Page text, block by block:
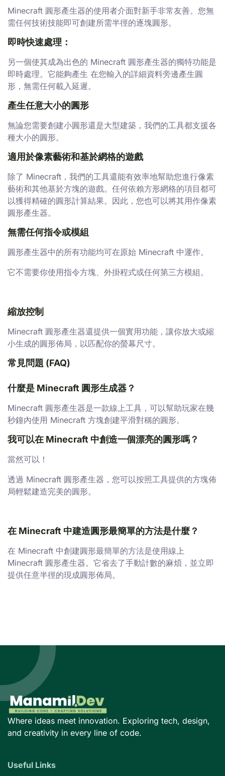
Minecraft 圓形產生器的使用者介面對新手非常友善。您無
需任何技術技能即可創建所需半徑的逐塊圓形。
即時快速處理：
另一個使其成為出色的 Minecraft 圓形產生器的獨特功能是
即時處理。它能夠產生 在您輸入的詳細資料旁邊產生圓
形，無需任何載入延遲。
產生任意大小的圓形
無論您需要創建小圓形還是大型建築，我們的工具都支援各
種大小的圓形。
適用於像素藝術和基於網格的遊戲
除了 Minecraft，我們的工具還能有效率地幫助您進行像素
藝術和其他基於方塊的遊戲。任何依賴方形網格的項目都可
以獲得精確的圓形計算結果。因此，您也可以將其用作像素
圓形產生器。
無需任何指令或模組
圓形產生器中的所有功能均可在原始 Minecraft 中運作。
它不需要你使用指令方塊、外掛程式或任何第三方模組。
縮放控制
Minecraft 圓形產生器還提供一個實用功能，讓你放大或縮
小生成的圓形佈局，以匹配你的螢幕尺寸。
常見問題 (FAQ)
什麼是 Minecraft 圓形生成器？
Minecraft 圓形產生器是一款線上工具，可以幫助玩家在幾
秒鐘內使用 Minecraft 方塊創建平滑對稱的圓形。
我可以在 Minecraft 中創造一個漂亮的圓形嗎？
當然可以！
透過 Minecraft 圓形產生器，您可以按照工具提供的方塊佈
局輕鬆建造完美的圓形。
在 Minecraft 中建造圓形最簡單的方法是什麼？
在 Minecraft 中創建圓形最簡單的方法是使用線上
Minecraft 圓形產生器。它省去了手動計數的麻煩，並立即
提供任意半徑的現成圓形佈局。
Where ideas meet innovation. Exploring tech, design,
and creativity in every line of code.
Useful Links